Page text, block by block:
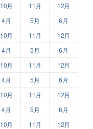
10月 11月 12月
4月 5月
6月
10月 11月 12月
4月 5月
6月
10月 11月 12月
4月 5月
6月
10月 11月 12月
4月 5月
6月
10月 11月 12月